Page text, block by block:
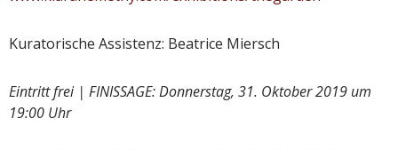
Kuratorische Assistenz: Beatrice Miersch
Eintritt frei | FINISSAGE: Donnerstag, 31. Oktober 2019 um
19:00 Uhr